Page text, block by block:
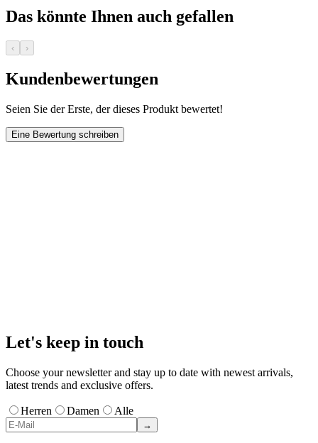
Das könnte Ihnen auch gefallen
‹ ›
Kundenbewertungen
Seien Sie der Erste, der dieses Produkt bewertet!
Eine Bewertung schreiben
Let's keep in touch
Choose your newsletter and stay up to date with newest arrivals,
latest trends and exclusive offers.
Herren Damen Alle
→